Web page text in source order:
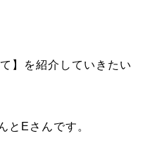
】を紹介していきたい
とEさんです。